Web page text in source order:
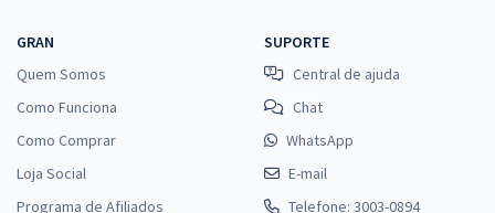
GRAN
Quem Somos
Como Funciona
Como Comprar
Loja Social
Programa de Afiliados
SUPORTE
Central de ajuda
Chat
WhatsApp
E-mail
Telefone: 3003-0894